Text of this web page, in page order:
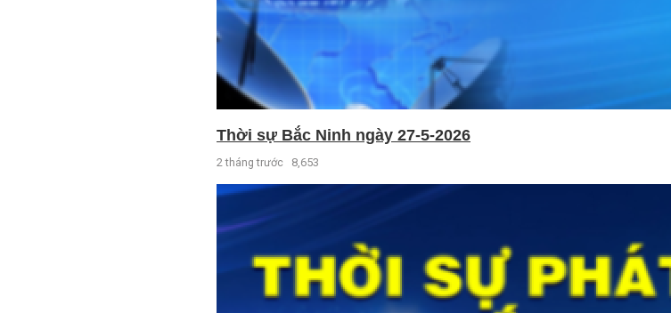
Thời sự Bắc Ninh ngày 27-5-2026
2 tháng trước 8,653